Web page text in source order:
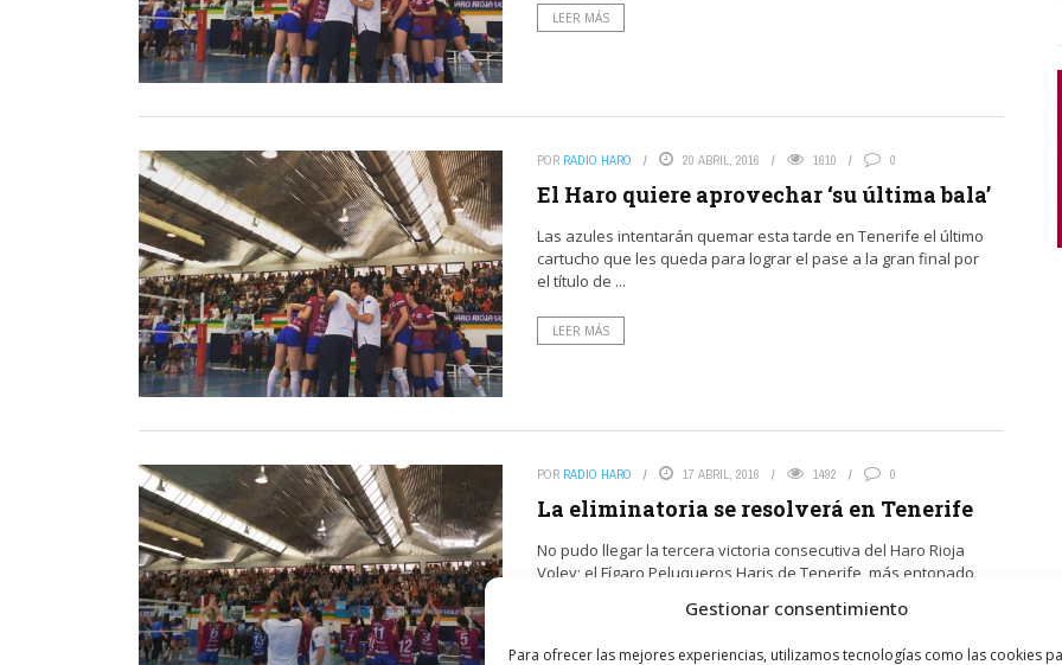
Gestionar consentimiento
Para ofrecer las mejores experiencias, utilizamos tecnologías como las cookies
LEER MÁS
POR RADIO HARO 20 ABRIL, 2016 1610 0
El Haro quiere aprovechar ‘su última bala’
Las azules intentarán quemar esta tarde en Tenerife el último
cartucho que les queda para lograr el pase a la gran final por
el título de ...
LEER MÁS
POR RADIO HARO 17 ABRIL, 2016 1492 0
La eliminatoria se resolverá en Tenerife
No pudo llegar la tercera victoria consecutiva del Haro Rioja
Voley; el Fígaro Peluqueros Haris de Tenerife, más entonado
LEER MÁS